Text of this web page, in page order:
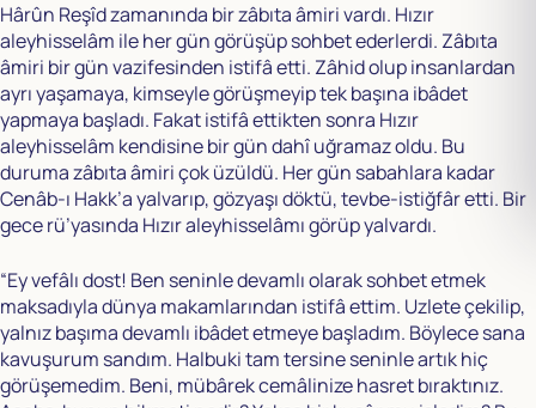
Hârûn Reşîd zamanında bir zâbıta âmiri vardı. Hızır
aleyhisselâm ile her gün görüşüp sohbet ederlerdi. Zâbıta
âmiri bir gün vazifesinden istifâ etti. Zâhid olup insanlardan
ayrı yaşamaya, kimseyle görüşmeyip tek başına ibâdet
yapmaya başladı. Fakat istifâ ettikten sonra Hızır
aleyhisselâm kendisine bir gün dahî uğramaz oldu. Bu
duruma zâbıta âmiri çok üzüldü. Her gün sabahlara kadar
Cenâb-ı Hakk’a yalvarıp, gözyaşı döktü, tevbe-istiğfâr etti. Bir
gece rü’yasında Hızır aleyhisselâmı görüp yalvardı.
“Ey vefâlı dost! Ben seninle devamlı olarak sohbet etmek
maksadıyla dünya makamlarından istifâ ettim. Uzlete çekilip,
yalnız başıma devamlı ibâdet etmeye başladım. Böylece sana
kavuşurum sandım. Halbuki tam tersine seninle artık hiç
görüşemedim. Beni, mübârek cemâlinize hasret bıraktınız.